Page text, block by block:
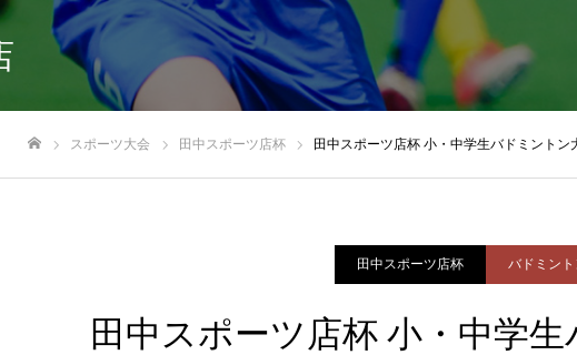
スポーツ大会 田中スポーツ店杯 田中スポーツ店杯 小・中学生バドミントン
田中スポーツ店杯 バドミント
田中スポーツ店杯 小・中学